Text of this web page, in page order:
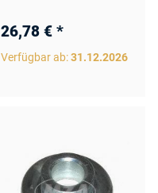
26,78 € *
Verfügbar ab:31.12.2026